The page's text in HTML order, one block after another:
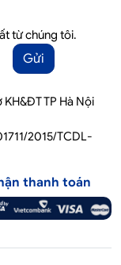
từ chúng tôi.
Gửi
TP Hà Nội
2015/TCDL-
thanh toán